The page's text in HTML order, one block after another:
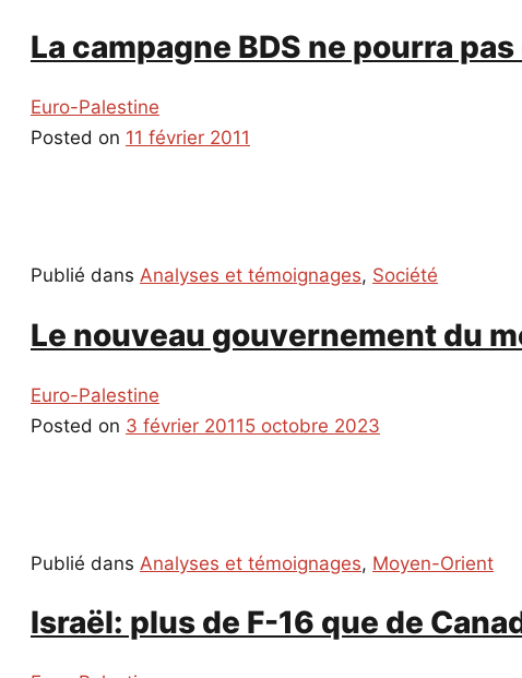
La campagne BDS ne pourra
Euro-Palestine
Posted on 11 février 2011
Publié dans Analyses et témoignages, Société
Le nouveau gouvernement du
Euro-Palestine
Posted on 3 février 20115 octobre 2023
Publié dans Analyses et témoignages, Moyen-Orient
Israël: plus de F-16 que de